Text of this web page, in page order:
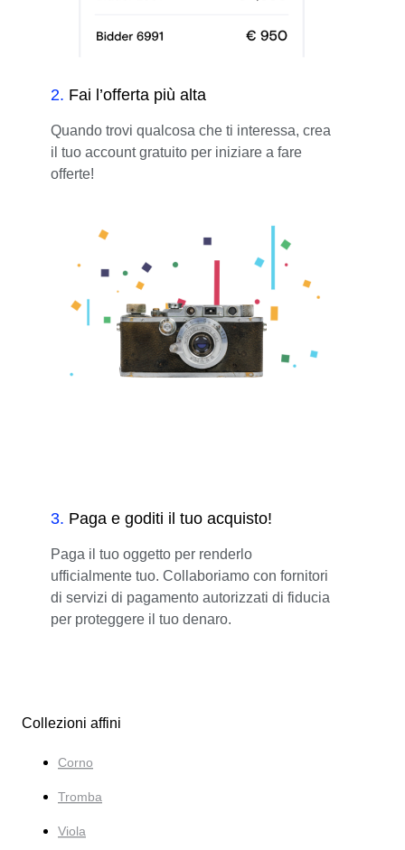
2. Fai l’offerta più alta
Quando trovi qualcosa che ti interessa, crea
il tuo account gratuito per iniziare a fare
offerte!
3. Paga e goditi il tuo acquisto!
Paga il tuo oggetto per renderlo
ufficialmente tuo. Collaboriamo con fornitori
di servizi di pagamento autorizzati di fiducia
per proteggere il tuo denaro.
Collezioni affini
Corno
Tromba
Viola